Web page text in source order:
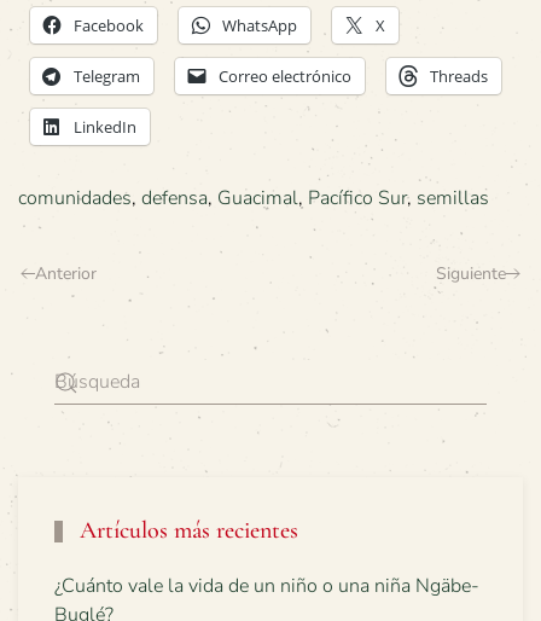
Facebook WhatsApp X
Telegram Correo electrónico Threads
LinkedIn
comunidades, defensa, Guacimal, Pacífico Sur, semillas
Anterior Siguiente
Artículos más recientes
¿Cuánto vale la vida de un niño o una niña Ngäbe-
Buglé?